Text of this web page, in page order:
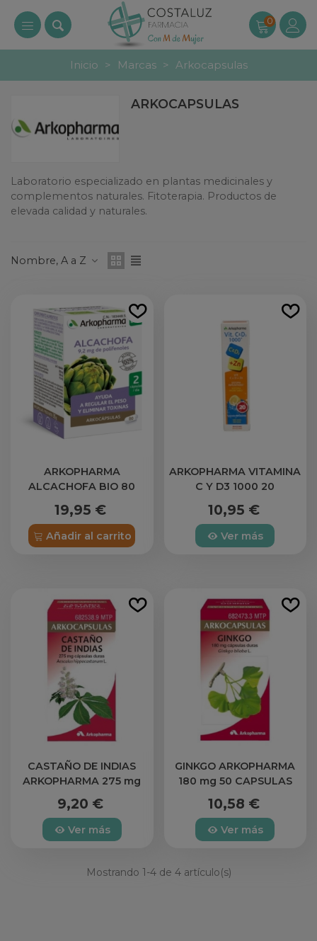
0
Inicio > Marcas > Arkocapsulas
ARKOCAPSULAS
Laboratorio especializado en plantas medicinales y
complementos naturales. Fitoterapia. Productos de
elevada calidad y naturales.
Nombre, A a Z
ARKOPHARMA
ALCACHOFA BIO 80
19,95 €
Añadir al carrito
ARKOPHARMA VITAMINA
C Y D3 1000 20
EFERVESCENTES
10,95 €
Ver más
CASTAÑO DE INDIAS
ARKOPHARMA 275 mg
9,20 €
Ver más
GINKGO ARKOPHARMA
180 mg 50 CAPSULAS
10,58 €
Ver más
Mostrando 1-4 de 4 artículo(s)